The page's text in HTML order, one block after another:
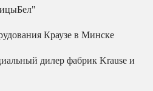
Краузе в Минске
дилер фабрик Krause и